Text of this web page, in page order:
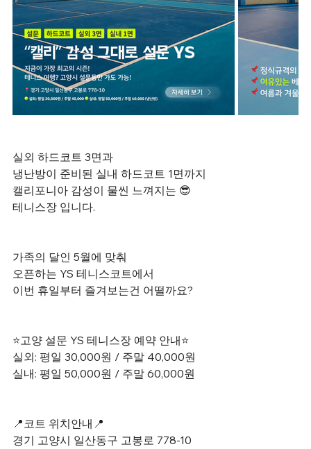
실외 하드코트 3면과
냉난방이 준비된 실내 하드코트 1면까지
캘리포니아 감성이 물씬 느껴지는 😎
테니스장 입니다.
가족의 달인 5월에 맞춰
오픈하는 YS 테니스코트에서
이번 휴일부터 즐겨보는건 어떨까요?
⭐고양 설문 YS 테니스장 예약 안내⭐
실외: 평일 30,000원 / 주말 40,000원
실내: 평일 50,000원 / 주말 60,000원
📍코트 위치안내📍
경기 고양시 일산동구 고봉로 778-10